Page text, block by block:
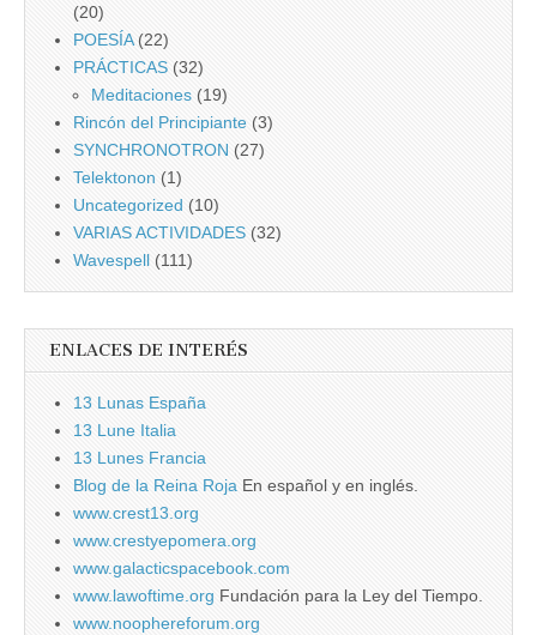
(20)
POESÍA(22)
PRÁCTICAS (32)
Meditaciones (19)
Rincón del Principiante (3)
SYNCHRONOTRON (27)
Telektonon (1)
Uncategorized (10)
VARIAS ACTIVIDADES (32)
Wavespell (111)
ENLACES DE INTERÉS
13 Lunas España
13 Lune Italia
13 Lunes Francia
Blog de la Reina Roja En español y en inglés.
www.crest13.org
www.crestyepomera.org
www.galacticspacebook.com
www.lawoftime.org Fundación para la Ley del Tiempo.
www.noophereforum.org